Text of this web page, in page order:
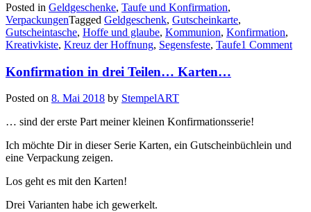
drei
Teilen…
ein
Gutscheintäschchen…“
Posted in Geldgeschenke, Taufe und Konfirmation,
VerpackungenTagged Geldgeschenk, Gutscheinkarte,
Gutscheintasche, Hoffe und glaube, Kommunion, Konfirmation,
Kreativkiste, Kreuz der Hoffnung, Segensfeste, Taufe1 Comment
Konfirmation in drei Teilen… Karten…
Posted on 8. Mai 2018 by StempelART
… sind der erste Part meiner kleinen Konfirmationsserie!
Ich möchte Dir in dieser Serie Karten, ein Gutscheinbüchlein und
eine Verpackung zeigen.
Los geht es mit den Karten!
Drei Varianten habe ich gewerkelt.